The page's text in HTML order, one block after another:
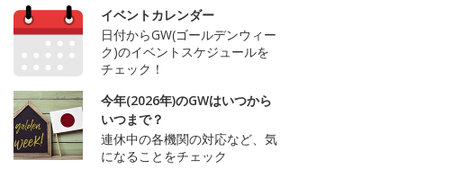
イベントカレンダー
日付からGW(ゴールデンウィー
ク)のイベントスケジュールを
チェック！
今年(2026年)のGWはいつから
いつまで？
連休中の各機関の対応など、気
になることをチェック